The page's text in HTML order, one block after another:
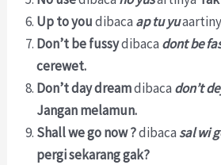
Up to youdibaca ap tu yu
Don’t be fussydibaca dont be
cerewet.
Don’t day dreamdibaca don’t
Jangan melamun.
Shall we go now ?dibacasal wi
pergi sekarang gak?